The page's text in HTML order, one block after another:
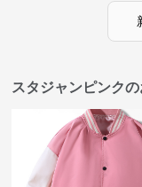
スタジャンピンク